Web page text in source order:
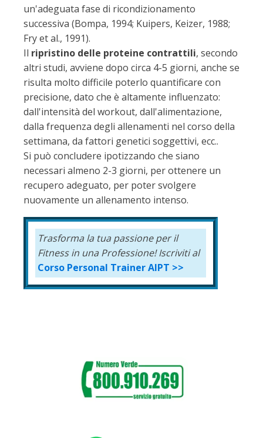
un'adeguata fase di ricondizionamento
successiva (Bompa, 1994; Kuipers, Keizer, 1988;
Fry et al., 1991).
Il ripristino delle proteine contrattili, secondo
altri studi, avviene dopo circa 4-5 giorni, anche se
risulta molto difficile poterlo quantificare con
precisione, dato che è altamente influenzato:
dall'intensità del workout, dall'alimentazione,
dalla frequenza degli allenamenti nel corso della
settimana, da fattori genetici soggettivi, ecc..
Si può concludere ipotizzando che siano
necessari almeno 2-3 giorni, per ottenere un
recupero adeguato, per poter svolgere
nuovamente un allenamento intenso.
Trasforma la tua passione per il
Fitness in una Professione! Iscriviti al
Corso Personal Trainer AIPT >>